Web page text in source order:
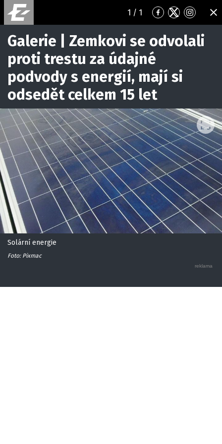
1 / 1
Přejít
na
Facebook
Přejít
na
Twitter
Přejít
na
Galerie | Zemkovi se odvolali
proti trestu za údajné
podvody s energií, mají si
odsedět celkem 15 let
Solární energie
Foto: Pixmac